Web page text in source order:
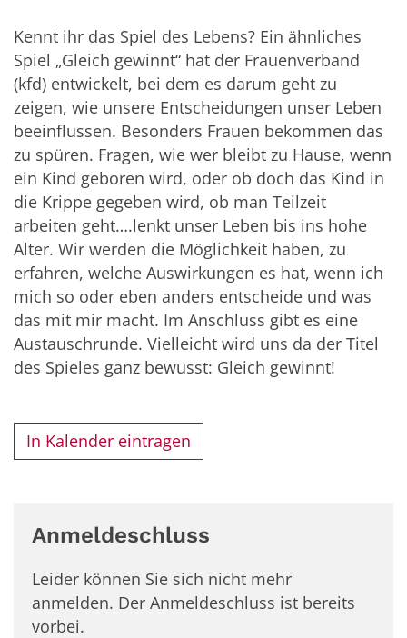
Kennt ihr das Spiel des Lebens? Ein ähnliches
Spiel „Gleich gewinnt“ hat der Frauenverband
(kfd) entwickelt, bei dem es darum geht zu
zeigen, wie unsere Entscheidungen unser Leben
beeinflussen. Besonders Frauen bekommen das
zu spüren. Fragen, wie wer bleibt zu Hause, wenn
ein Kind geboren wird, oder ob doch das Kind in
die Krippe gegeben wird, ob man Teilzeit
arbeiten geht….lenkt unser Leben bis ins hohe
Alter. Wir werden die Möglichkeit haben, zu
erfahren, welche Auswirkungen es hat, wenn ich
mich so oder eben anders entscheide und was
das mit mir macht. Im Anschluss gibt es eine
Austauschrunde. Vielleicht wird uns da der Titel
des Spieles ganz bewusst: Gleich gewinnt!
In Kalender eintragen
Anmeldeschluss
Leider können Sie sich nicht mehr
anmelden. Der Anmeldeschluss ist bereits
vorbei.